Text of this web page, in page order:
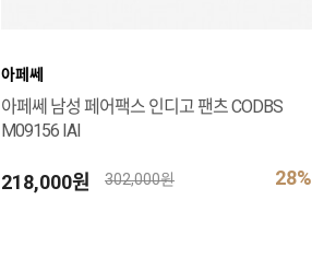
아페쎄
아페쎄 남성 페어팩스 인디고 팬츠 CODBS
M09156 IAI
218,000원 28%
302,000원